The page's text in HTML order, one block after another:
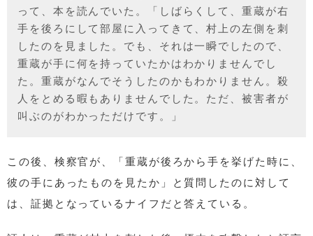
って、本を読んでいた。「しばらくして、重蔵が右
手を後ろにして部屋に入ってきて、村上の左側を刺
したのを見ました。でも、それは一瞬でしたので、
重蔵が手に何を持っていたかはわかりませんでし
た。重蔵がなんでそうしたのかもわかりません。殺
人をとめる暇もありませんでした。ただ、被害者が
叫ぶのがわかっただけです。」
この後、検察官が、「重蔵が後ろから手を挙げた時に、
彼の手にあったものを見たか」と質問したのに対して
は、証拠となっているナイフだと答えている。